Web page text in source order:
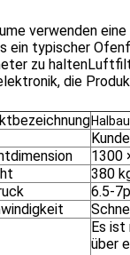
verwenden
ein typischer
zu
die
1300
380
6.5-
Es
über